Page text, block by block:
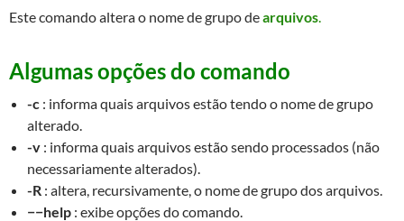
Este comando altera o nome de grupo dearquivos.
Algumas opções do comando
-c : informa quais arquivos estão tendo o nome de grupo
alterado.
-v : informa quais arquivos estão sendo processados (não
necessariamente alterados).
-R : altera, recursivamente, o nome de grupo dos arquivos.
−−help : exibe opções do comando.